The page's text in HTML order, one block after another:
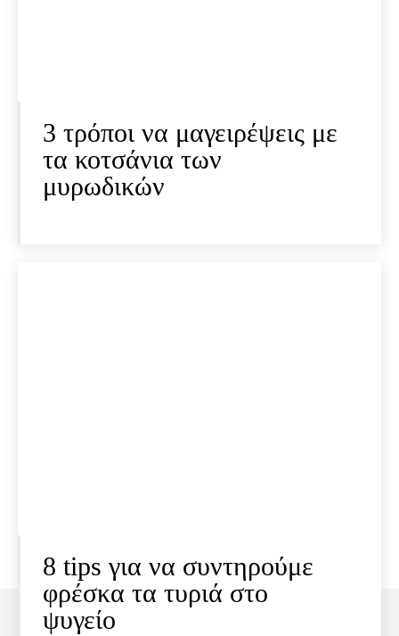
3 τρόποι να μαγειρέψεις με
τα κοτσάνια των
μυρωδικών
8 tips για να συντηρούμε
φρέσκα τα τυριά στο
ψυγείο